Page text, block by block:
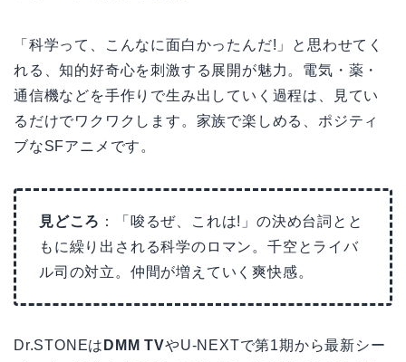
「科学って、こんなに面白かったんだ!」と思わせてく
れる、知的好奇心を刺激する展開が魅力。電気・薬・
通信機などを手作りで生み出していく過程は、見てい
るだけでワクワクします。家族で楽しめる、ポジティ
ブなSFアニメです。
見どころ ：「唆るぜ、これは!」の決め台詞とと
もに繰り出される科学のロマン。千空とライバ
ル司の対立。仲間が増えていく爽快感。
Dr.STONEは DMM TVやU-NEXTで第1期から最新シー